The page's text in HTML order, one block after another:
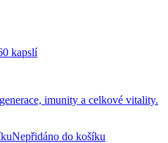
kapslí
imunity a celkové vitality.
Nepřidáno do košíku